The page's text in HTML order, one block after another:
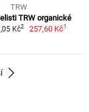
TRW
TRW organické
Kč2 257,60 Kč1